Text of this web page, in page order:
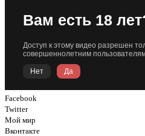
Facebook
Twitter
Мой мир
Вконтакте